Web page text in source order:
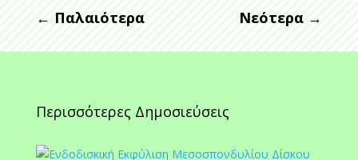
←Παλαιότερα Νεότερα→
Περισσότερες Δημοσιεύσεις